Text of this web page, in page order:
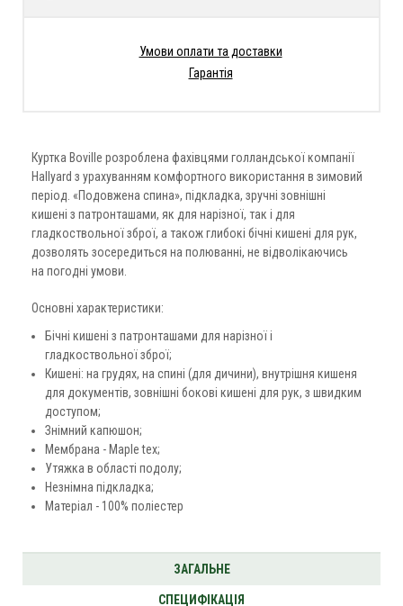
Куртка Boville розроблена фахівцями голландської компанії
Hallyard з урахуванням комфортного використання в зимовий
період. «Подовжена спина», підкладка, зручні зовнішні
кишені з патронташами, як для нарізної, так і для
гладкоствольної зброї, а також глибокі бічні кишені для рук,
дозволять зосередиться на полюванні, не відволікаючись
на погодні умови.
Основні характеристики:
Бічні кишені з патронташами для нарізної і
гладкоствольної зброї;
Кишені: на грудях, на спині (для дичини), внутрішня кишеня
для документів, зовнішні бокові кишені для рук, з швидким
доступом;
Знімний капюшон;
Мембрана - Maple tex;
Утяжка в області подолу;
Незнімна підкладка;
Матеріал - 100% поліестер
Умови оплати та доставки
Гарантія
ЗАГАЛЬНЕ
СПЕЦИФІКАЦІЯ